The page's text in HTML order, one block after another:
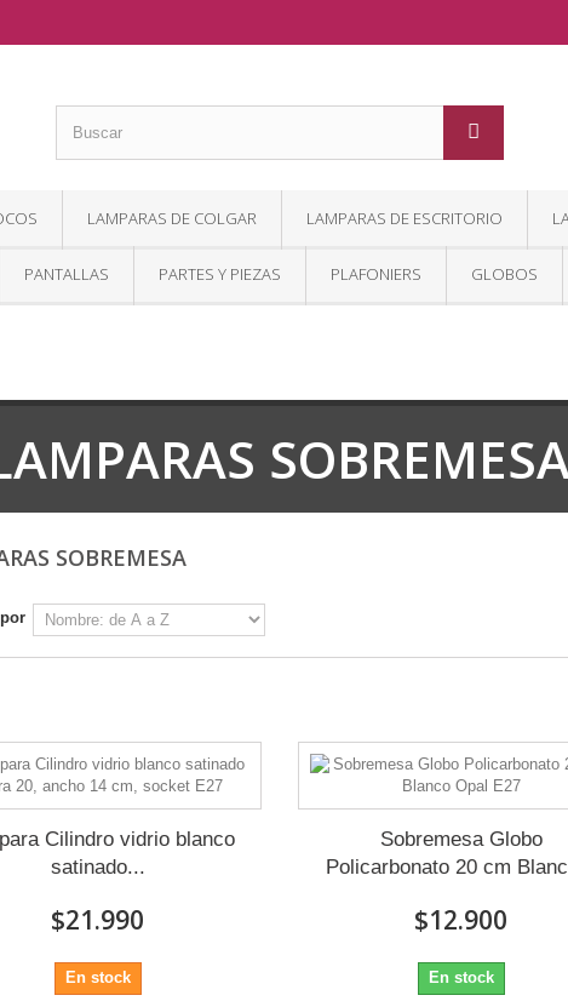
LAMPARAS DE COLGAR LAMPARAS DE ESCRITORIO
PANTALLAS PARTES Y PIEZAS PLAFONIERS GLOBOS
SOBREMESA
Cilindro vidrio blanco
satinado...
$21.990
En stock
Sobremesa Globo
Policarbonato 20 cm
$12.900
En stock